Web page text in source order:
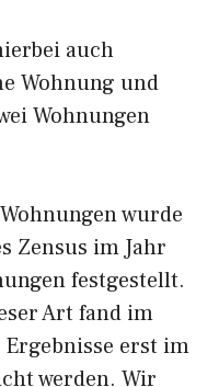
auch
Wohnung und
Wohnungen
wurde
Zensus im Jahr
festgestellt.
Art fand im
Ergebnisse erst im
werden. Wir